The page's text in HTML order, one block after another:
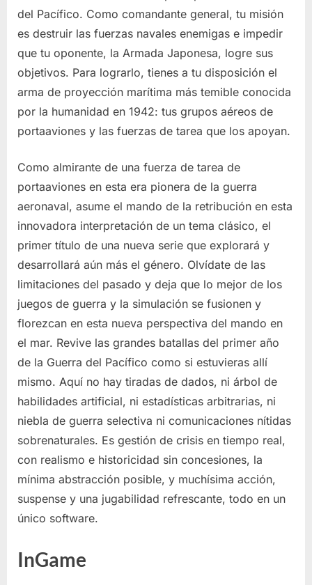
del Pacífico. Como comandante general, tu misión
es destruir las fuerzas navales enemigas e impedir
que tu oponente, la Armada Japonesa, logre sus
objetivos. Para lograrlo, tienes a tu disposición el
arma de proyección marítima más temible conocida
por la humanidad en 1942: tus grupos aéreos de
portaaviones y las fuerzas de tarea que los apoyan.
Como almirante de una fuerza de tarea de
portaaviones en esta era pionera de la guerra
aeronaval, asume el mando de la retribución en esta
innovadora interpretación de un tema clásico, el
primer título de una nueva serie que explorará y
desarrollará aún más el género. Olvídate de las
limitaciones del pasado y deja que lo mejor de los
juegos de guerra y la simulación se fusionen y
florezcan en esta nueva perspectiva del mando en
el mar. Revive las grandes batallas del primer año
de la Guerra del Pacífico como si estuvieras allí
mismo. Aquí no hay tiradas de dados, ni árbol de
habilidades artificial, ni estadísticas arbitrarias, ni
niebla de guerra selectiva ni comunicaciones nítidas
sobrenaturales. Es gestión de crisis en tiempo real,
con realismo e historicidad sin concesiones, la
mínima abstracción posible, y muchísima acción,
suspense y una jugabilidad refrescante, todo en un
único software.
InGame